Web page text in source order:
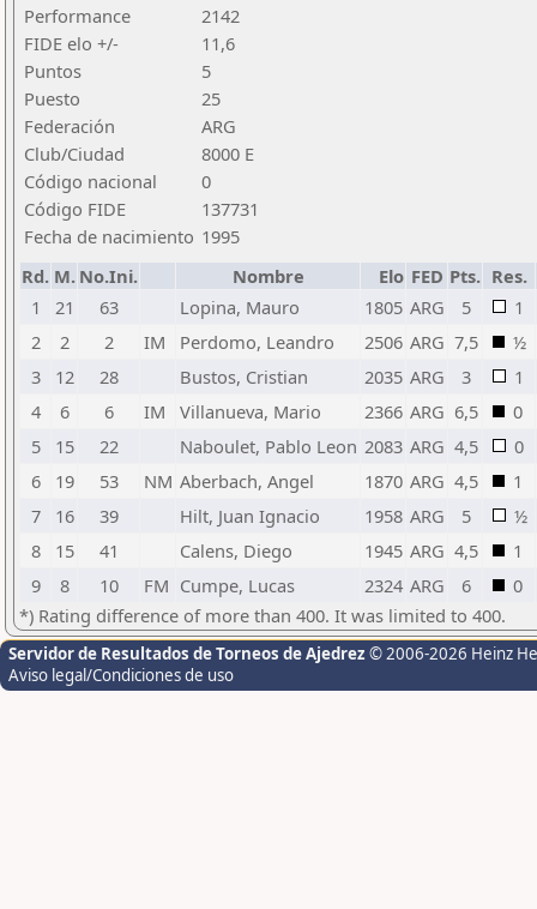
Performance
2142
FIDE elo +/-
11,6
Puntos
5
Puesto
25
Federación
ARG
Club/Ciudad
8000 E
Código nacional
0
Código FIDE
137731
Fecha de nacimiento 1995
Rd. M. No.Ini. Nombre Elo FED Pts. Res.
1
21 63 Lopina, Mauro 1805 ARG 5
1
2
2 2 IM Perdomo, Leandro 2506 ARG 7,5
½
3
12 28 Bustos, Cristian 2035 ARG 3
1
4
6 6 IM Villanueva, Mario 2366 ARG 6,5
0
5
15 22 Naboulet, Pablo Leon 2083 ARG 4,5
0
6
19 53 NM Aberbach, Angel 1870 ARG 4,5
1
7
16 39 Hilt, Juan Ignacio 1958 ARG 5
½
8
15 41 Calens, Diego 1945 ARG 4,5
1
9
8 10 FM Cumpe, Lucas 2324 ARG 6
0
*) Rating difference of more than 400. It was limited to 400.
Servidor de Resultados de Torneos de Ajedrez © 2006-2026 Heinz
Aviso legal/Condiciones de uso